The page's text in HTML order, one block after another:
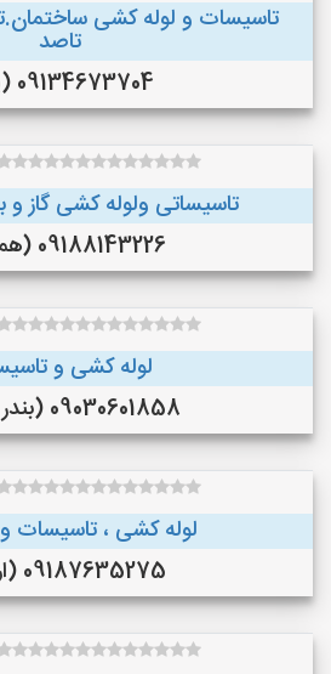
تاسیسات و لوله کشی
تاصد
09134673704 (یزد)
تاسیساتی ولوله کشی گاز
09188143226 (همدان)
لوله کشی و
09030601858 (بندر عباس)
لوله کشی ، تاسیسات
09187635275 (اراک )